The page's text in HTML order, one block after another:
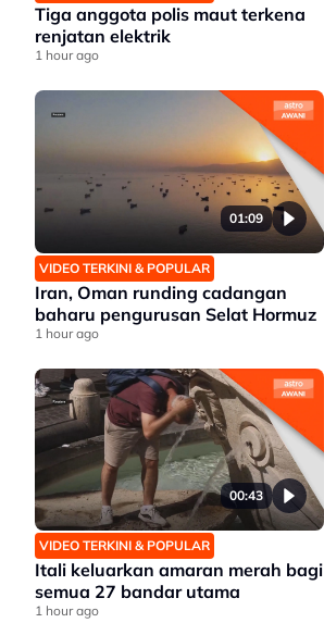
Tiga anggota polis maut terkena
renjatan elektrik
1 hour ago
01:09
VIDEO TERKINI & POPULAR
Iran, Oman runding cadangan
baharu pengurusan Selat Hormuz
1 hour ago
00:43
VIDEO TERKINI & POPULAR
Itali keluarkan amaran merah bagi
semua 27 bandar utama
1 hour ago